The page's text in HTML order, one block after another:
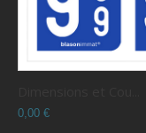
0,00 €